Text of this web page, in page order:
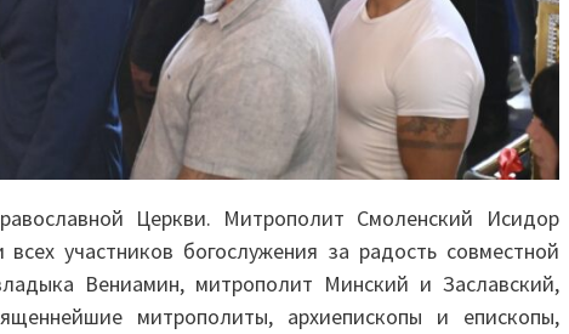
Церкви. Митрополит Смоленский Исидор
участников богослужения за радость совместной
Вениамин, митрополит Минский и Заславский,
митрополиты, архиепископы и епископы,